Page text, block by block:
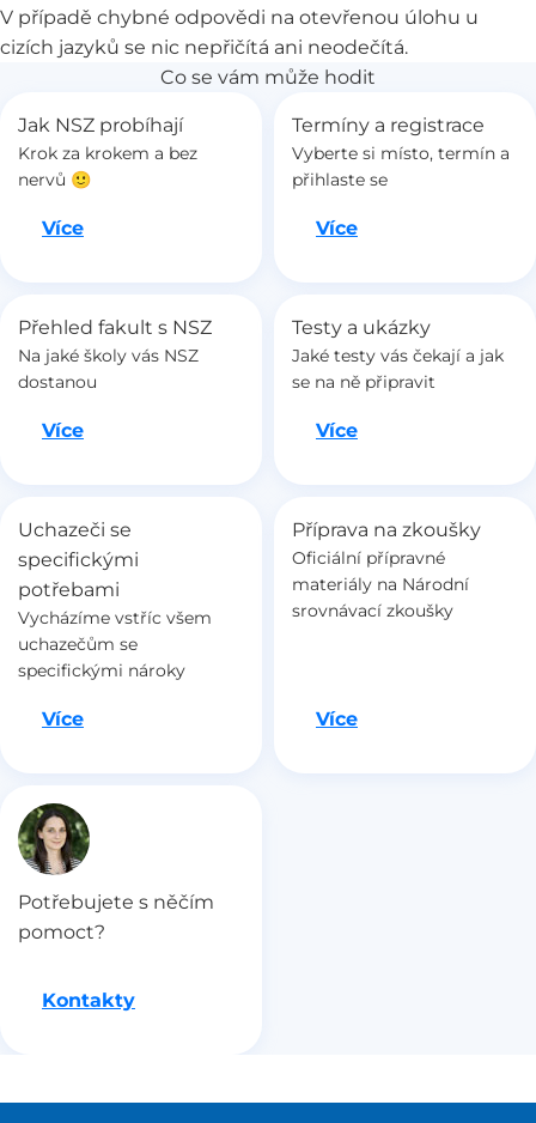
V případě chybné odpovědi na otevřenou úlohu u
cizích jazyků se nic nepřičítá ani neodečítá.
Co se vám může hodit
Jak NSZ probíhají
Krok za krokem a bez
nervů 🙂
VíceJdeme na to
Termíny a registrace
Vyberte si místo, termín a
přihlaste se
VíceJdeme na to
Přehled fakult s NSZ
Na jaké školy vás NSZ
dostanou
VíceJdeme na to
Testy a ukázky
Jaké testy vás čekají a jak
se na ně připravit
VíceJdeme na to
Uchazeči se
specifickými
potřebami
Vycházíme vstříc všem
uchazečům se
specifickými nároky
VíceJdeme na to
Příprava na zkoušky
Oficiální přípravné
materiály na Národní
srovnávací zkoušky
VíceJdeme na to
Potřebujete s něčím
pomoct?
Kontakty